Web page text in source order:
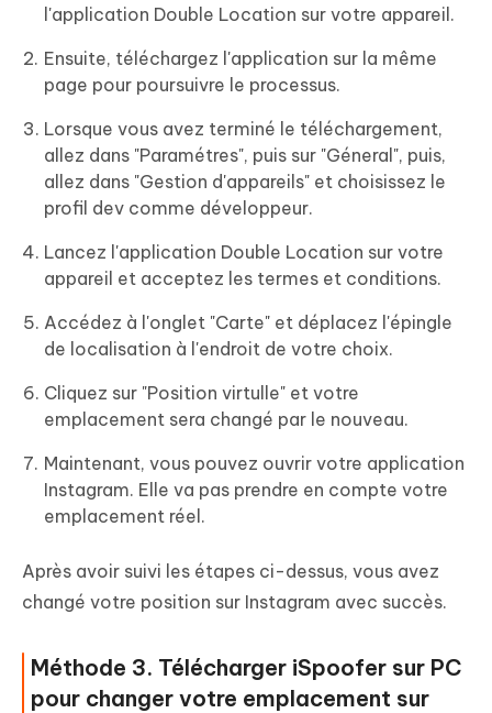
l'application Double Location sur votre appareil.
Ensuite, téléchargez l'application sur la même
page pour poursuivre le processus.
Lorsque vous avez terminé le téléchargement,
allez dans "Paramétres", puis sur "Géneral", puis,
allez dans "Gestion d'appareils" et choisissez le
profil dev comme développeur.
Lancez l'application Double Location sur votre
appareil et acceptez les termes et conditions.
Accédez à l'onglet "Carte" et déplacez l'épingle
de localisation à l'endroit de votre choix.
Cliquez sur "Position virtulle" et votre
emplacement sera changé par le nouveau.
Maintenant, vous pouvez ouvrir votre application
Instagram. Elle va pas prendre en compte votre
emplacement réel.
Après avoir suivi les étapes ci-dessus, vous avez
changé votre position sur Instagram avec succès.
Méthode 3. Télécharger iSpoofer sur PC
pour changer votre emplacement sur